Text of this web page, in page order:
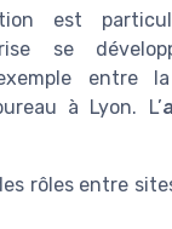
est
se
entre
à Lyon. L’
rôles entre